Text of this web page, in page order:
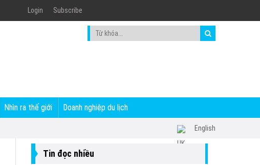
Login Subscribe
Nhìn ra thế giới Doanh nghiệp du lịch
English
Tin đọc nhiều